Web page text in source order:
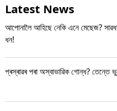
Latest News
আপোনালৈ আহিছে নেকি এনে মেছেজ?
ধন!
প্ৰস্ৰাৱৰ পৰা অস্বাভাৱিক গোন্ধ?